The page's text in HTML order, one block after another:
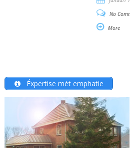
No
More
Éxpertise mét emphatie